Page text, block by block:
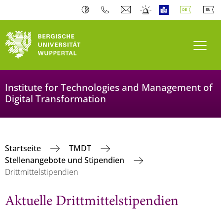
Institute for Technologies and Management of
Digital Transformation
Startseite
TMDT
Stellenangebote und Stipendien
Drittmittelstipendien
Aktuelle Drittmittelstipendien